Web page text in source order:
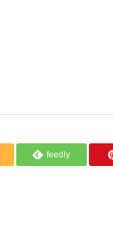
feedly